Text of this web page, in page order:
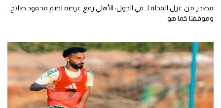
مصدر من غزل المحلة لـ في الجول: الأهلي رفع عرضه لضم محمود صلاح..
وموقفنا كما هو